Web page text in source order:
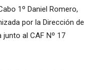
1º Daniel Romero,
por la Dirección de
al CAF Nº 17